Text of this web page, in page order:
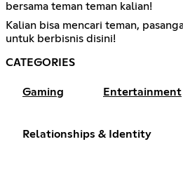
bersama teman teman kalian!
Kalian bisa mencari teman,
untuk berbisnis disini!
CATEGORIES
Gaming Entertainment
Relationships & Identity